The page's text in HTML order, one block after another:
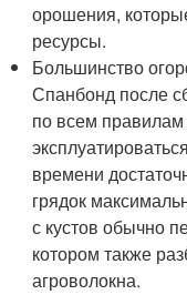
орошения,
ресурсы.
Большинство
Спанбонд после
по всем
времени
грядок
с кустов обычно
котором также
агроволокна.